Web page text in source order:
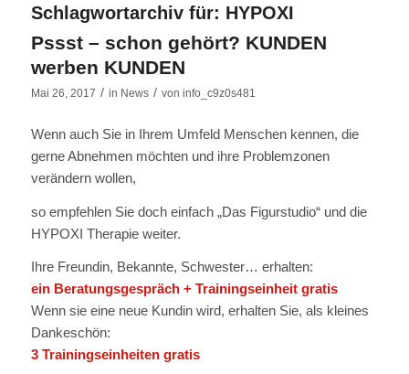
Schlagwortarchiv für: HYPOXI
Pssst – schon gehört? KUNDEN
werben KUNDEN
Mai 26, 2017 / in News / von info_c9z0s481
Wenn auch Sie in Ihrem Umfeld Menschen kennen, die
gerne Abnehmen möchten und ihre Problemzonen
verändern wollen,
so empfehlen Sie doch einfach „Das Figurstudio“ und die
HYPOXI Therapie weiter.
Ihre Freundin, Bekannte, Schwester… erhalten:
ein Beratungsgespräch + Trainingseinheit gratis
Wenn sie eine neue Kundin wird, erhalten Sie, als kleines
Dankeschön:
3 Trainingseinheiten gratis